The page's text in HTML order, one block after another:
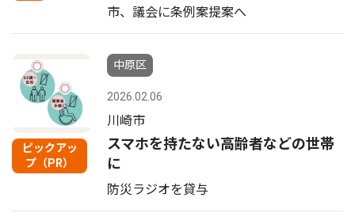
市、議会に条例案提案へ
ピックアッ
プ（PR）
中原区
2026.02.06
川崎市
スマホを持たない高齢者などの世帯
に
防災ラジオを貸与